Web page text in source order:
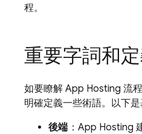
程。
重要字詞和
如要瞭解 App Hosting 流
明確定義一些術語。以下是
後端 ： App Hosting